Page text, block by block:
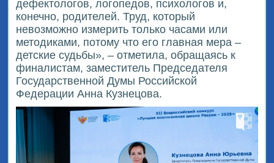
дефектологов, логопедов, психологов и,
конечно, родителей. Труд, который
невозможно измерить только часами или
методиками, потому что его главная мера –
детские судьбы», – отметила, обращаясь к
финалистам, заместитель Председателя
Государственной Думы Российской
Федерации Анна Кузнецова.